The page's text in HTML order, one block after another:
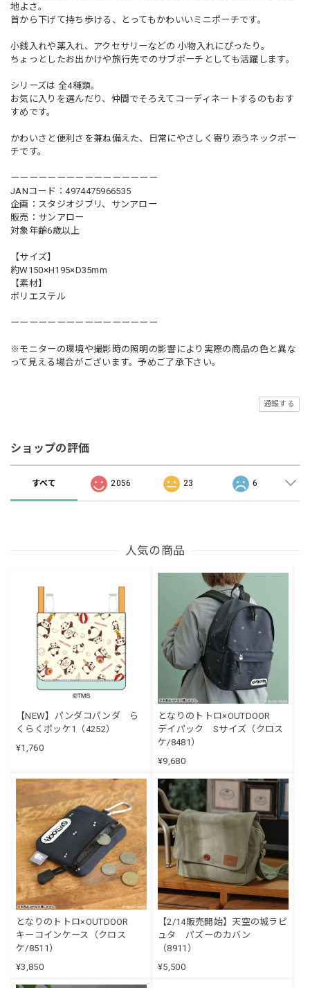
地よさ。
首から下げて持ち歩ける、とってもかわいいミニポーチです。
小銭入れや薬入れ、アクセサリーなどの 小物入れにぴったり。
ちょっとしたお出かけや旅行先でのサブポーチとしても活躍します。
シリーズは 全4種類。
お気に入りを選んだり、仲間でそろえてコーディネートするのもおす
すめです。
かわいさと便利さを兼ね備えた、日常にやさしく寄り添うネックポー
チです。
ーーーーーーーーーーーーーーーー
JANコード：4974475966535
企画：スタジオジブリ、サンアロー
販売：サンアロー
対象年齢6歳以上
【サイズ】
約W150×H195×D35mm
【素材】
ポリエステル
ーーーーーーーーーーーーーーーー
※モニターの環境や撮影時の照明の影響により実際の商品の色と異な
って見える場合がございます。予めご了承下さい。
通報する
ショップの評価
すべて 2056 23 6
人気の商品
【NEW】パンダコパンダ ら
くらくポッケ1（4252）
¥1,760
となりのトトロ×OUTDOOR
デイパック Sサイズ（クロス
ケ/8481）
¥9,680
となりのトトロ×OUTDOOR
キーコインケース（クロス
ケ/8511）
¥3,850
【2/14販売開始】天空の城ラピ
ュタ パズーのカバン
（8911）
¥5,500